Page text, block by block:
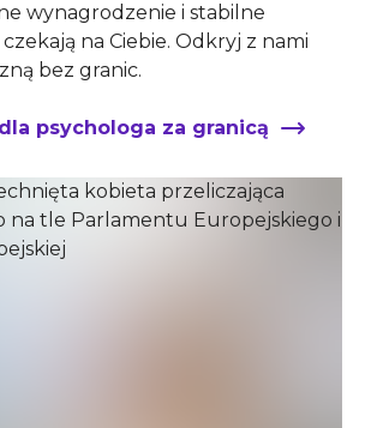
wynagrodzenie i stabilne
na Ciebie. Odkryj z nami
bez granic.
psychologa za granicą